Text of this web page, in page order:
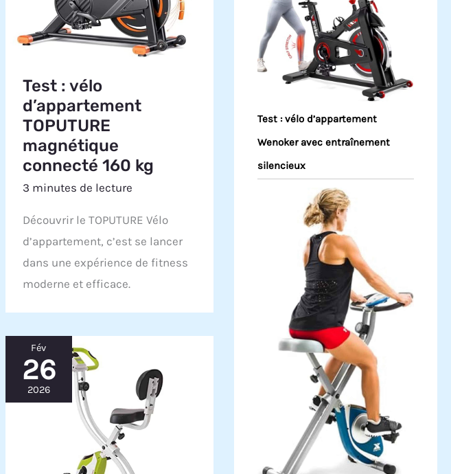
Test : vélo
d’appartement
TOPUTURE
magnétique
connecté 160 kg
3 minutes de lecture
Découvrir le TOPUTURE Vélo
d’appartement, c’est se lancer
dans une expérience de fitness
moderne et efficace.
Fév
26
2026
Test : vélo d’appartement
Wenoker avec entraînement
silencieux